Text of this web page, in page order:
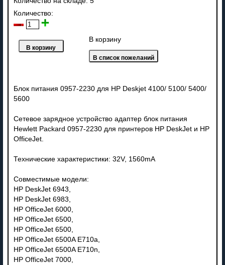
Количество:
В корзину
Блок питания 0957-2230 для HP Deskjet 4100/ 5100/ 5400/
5600
Сетевое зарядное устройство адаптер блок питания
Hewlett Packard 0957-2230 для принтеров HP DeskJet и HP
OfficeJet.
Технические характеристики: 32V, 1560mA
Совместимые модели:
HP DeskJet 6943,
HP DeskJet 6983,
HP OfficeJet 6000,
HP OfficeJet 6500,
HP OfficeJet 6500,
HP OfficeJet 6500A E710a,
HP OfficeJet 6500A E710n,
HP OfficeJet 7000,